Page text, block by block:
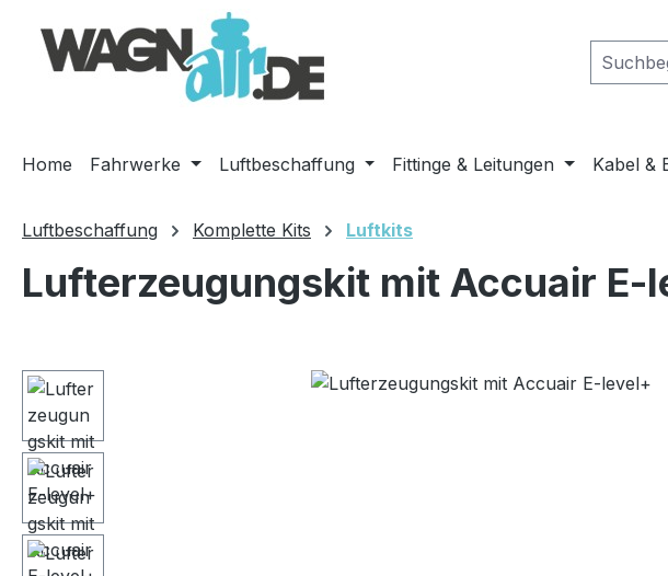
Hauptinhalt springen
Zur Suche springen
Zur Hauptnavigation springen
Home Fahrwerke Luftbeschaffung Fittinge & Leitungen Kabel &
Luftbeschaffung Komplette Kits Luftkits
Lufterzeugungskit mit Accuair E-
Bildergalerie überspringen